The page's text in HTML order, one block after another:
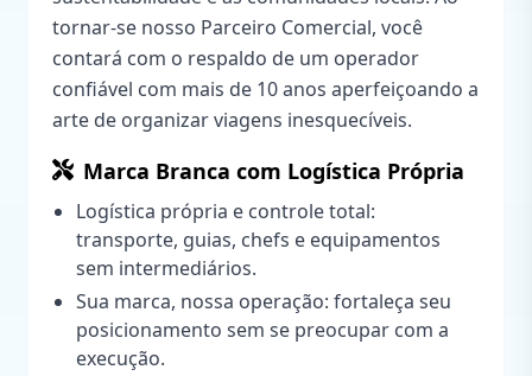
tornar-se nosso Parceiro Comercial, você
contará com o respaldo de um operador
confiável com mais de 10 anos aperfeiçoando a
arte de organizar viagens inesquecíveis.
Marca Branca com Logística Própria
Logística própria e controle total:
transporte, guias, chefs e equipamentos
sem intermediários.
Sua marca, nossa operação: fortaleça seu
posicionamento sem se preocupar com a
execução.